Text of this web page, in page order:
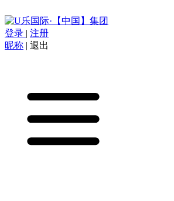
登录 | 注册
昵称 | 退出